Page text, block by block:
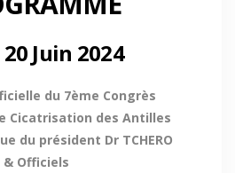
Juin 2024
du 7ème Congrès
Cicatrisation des Antilles
du président Dr TCHERO
& Officiels